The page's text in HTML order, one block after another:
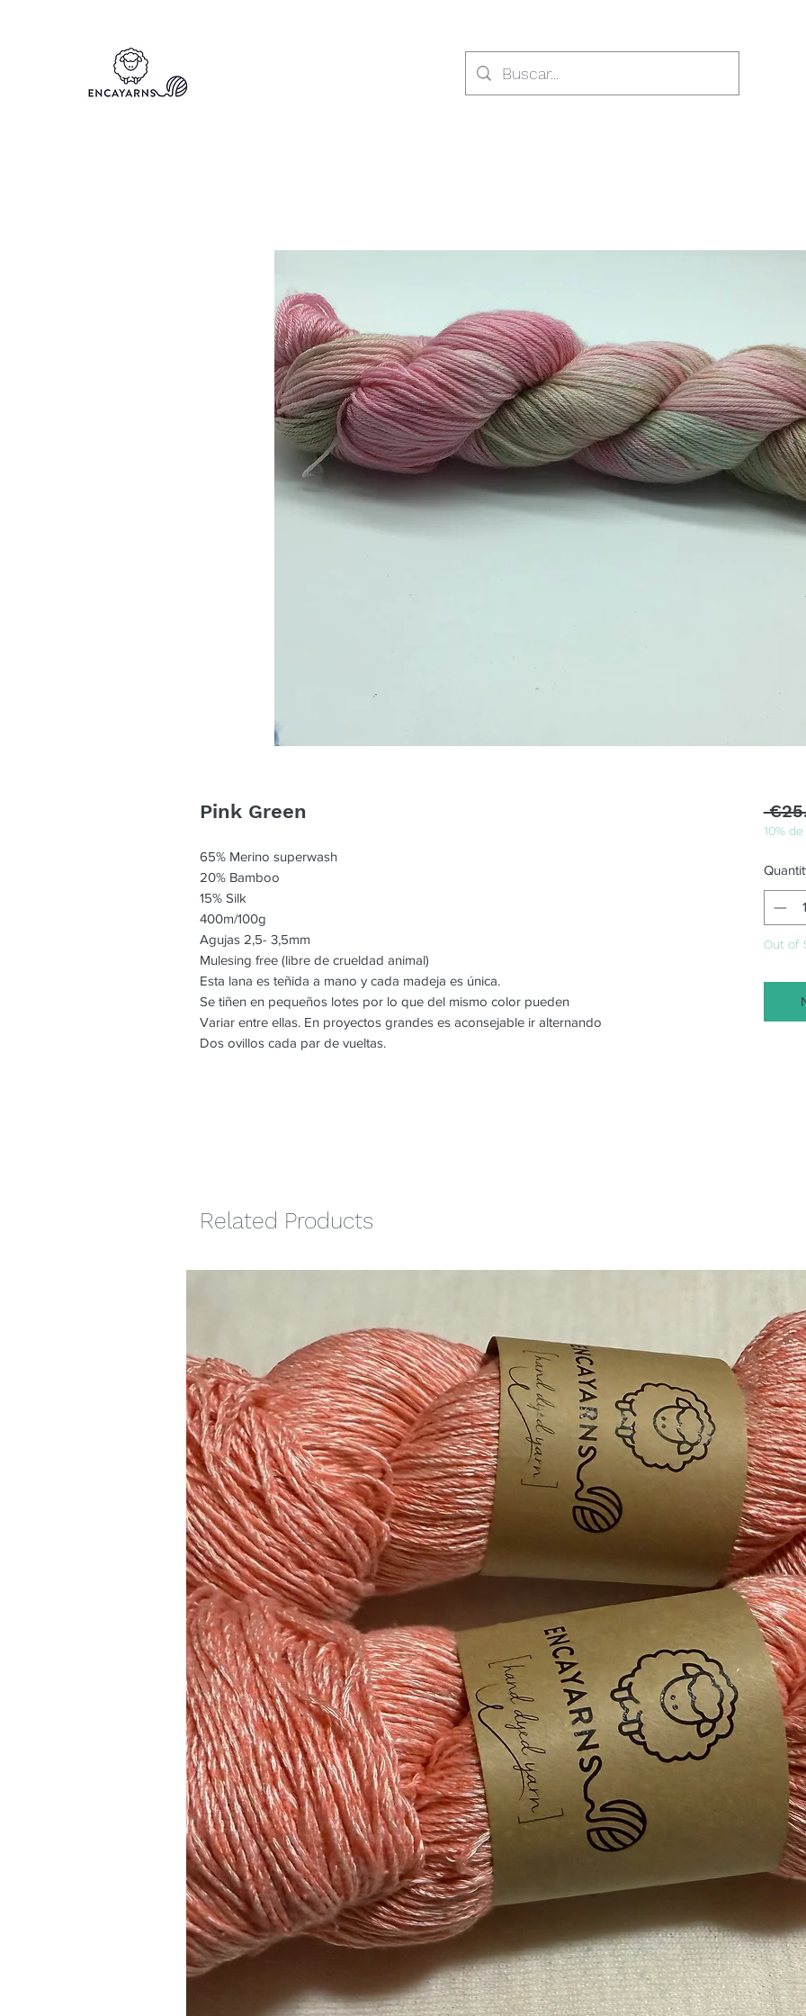
Pink Green
65% Merino superwash
20% Bamboo
15% Silk
400m/100g
Agujas 2,5- 3,5mm
Mulesing free (libre de crueldad animal)
Esta lana es teñida a mano y cada madeja es única.
Se tiñen en pequeños lotes por lo que del mismo color pueden
Variar entre ellas. En proyectos grandes es aconsejable ir alternando
Dos ovillos cada par de vueltas.
10%
Out of
Related Products